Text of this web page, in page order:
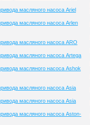
масляного насоса Ariel
масляного насоса Arlen
масляного насоса ARO
масляного насоса Artega
масляного насоса Ashok
масляного насоса Asia
масляного насоса Asia
масляного насоса Aston-